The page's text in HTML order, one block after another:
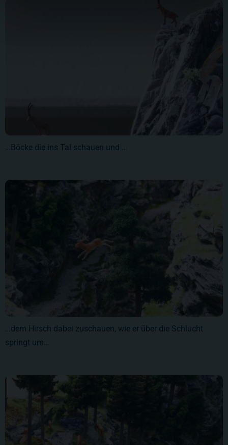
…Böcke die ins Tal schauen und …
…dem Hirsch dabei zuschauen, wie er über die Schlucht
springt um…